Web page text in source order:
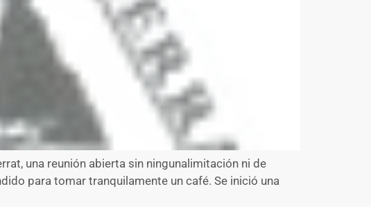
una reunión abierta sin ningunalimitación ni de
para tomar tranquilamente un café. Se inició una